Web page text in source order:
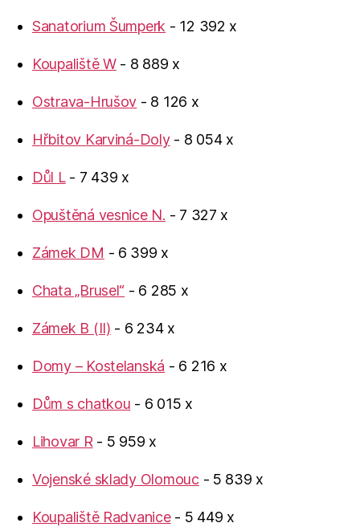
Sanatorium Šumperk - 12 392 x
Koupaliště W- 8 889 x
Ostrava-Hrušov - 8 126 x
Hřbitov Karviná-Doly- 8 054 x
Důl L- 7 439 x
Opuštěná vesnice N. - 7 327 x
Zámek DM - 6 399 x
Chata „Brusel“ - 6 285 x
Zámek B (II) - 6 234 x
Domy – Kostelanská - 6 216 x
Dům s chatkou - 6 015 x
Lihovar R - 5 959 x
Vojenské sklady Olomouc- 5 839 x
Koupaliště Radvanice- 5 449 x